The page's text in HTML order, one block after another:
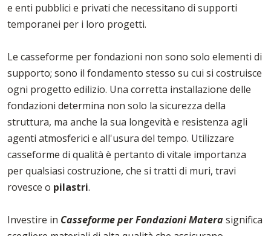
e enti pubblici e privati che necessitano di supporti
temporanei per i loro progetti.
Le casseforme per fondazioni non sono solo elementi di
supporto; sono il fondamento stesso su cui si costruisce
ogni progetto edilizio. Una corretta installazione delle
fondazioni determina non solo la sicurezza della
struttura, ma anche la sua longevità e resistenza agli
agenti atmosferici e all'usura del tempo. Utilizzare
casseforme di qualità è pertanto di vitale importanza
per qualsiasi costruzione, che si tratti di muri, travi
rovesce o pilastri.
Investire in Casseforme per Fondazioni Materasignifica